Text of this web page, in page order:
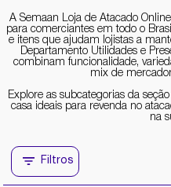
A Semaan Loja de Atacado
para comerciantes em todo o
e itens que ajudam lojistas a
Departamento Utilidades e
combinam funcionalidade,
mix de
Explore as subcategorias da
casa ideais para revenda no
na
Filtros